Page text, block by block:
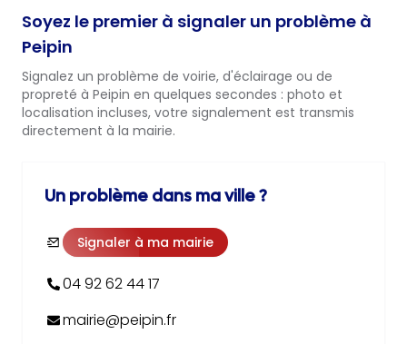
Soyez le premier à signaler un problème à
Peipin
Signalez un problème de voirie, d'éclairage ou de
propreté à Peipin en quelques secondes : photo et
localisation incluses, votre signalement est transmis
directement à la mairie.
Un problème dans ma ville ?
Signaler à ma mairie
04 92 62 44 17
mairie@peipin.fr